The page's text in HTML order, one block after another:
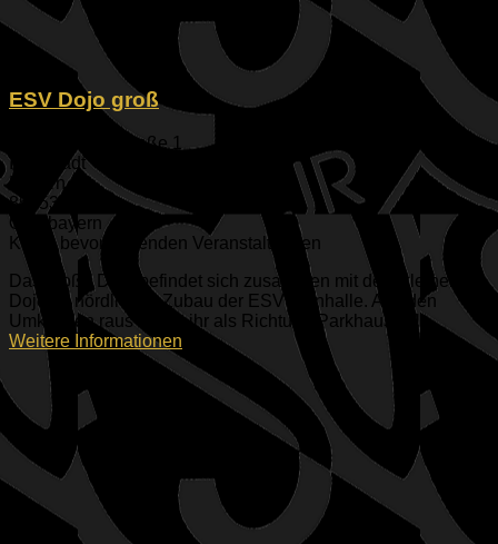
ESV Dojo groß
Geisenfelder Straße 1
Ingolstadt
Bayern
85053
Oberbayern
Keine bevorstehenden Veranstaltungen
Das große Dojo befindet sich zusammen mit dem kleinen
Dojo im nördlichen Zubau der ESV Turnhalle. Aus den
Umkleiden raus müsst ihr als Richtung Parkhaus [...]
Weitere Informationen